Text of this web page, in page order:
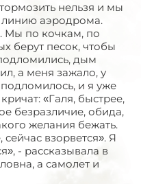
нельзя и мы
аэродрома.
Мы по кочкам, по
берут песок, чтобы
дым
а меня зажало, у
и я уже
«Галя, быстрее,
безразличие, обида,
желания бежать.
взорвется». Я
- рассказывала в
а самолет и